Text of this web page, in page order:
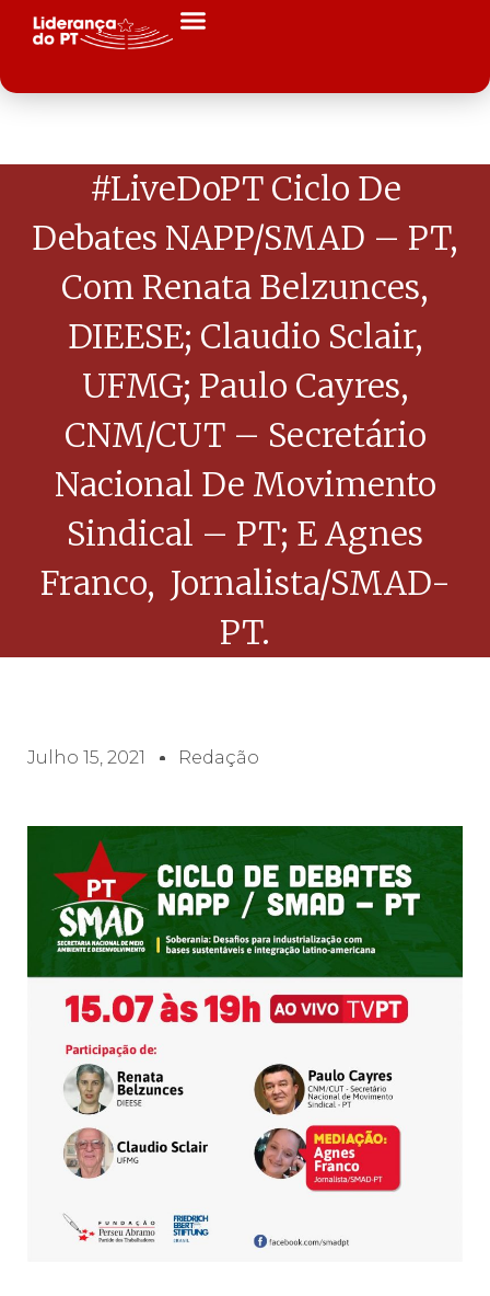
#LiveDoPT Ciclo De
Debates NAPP/SMAD – PT,
Com Renata Belzunces,
DIEESE; Claudio Sclair,
UFMG; Paulo Cayres,
CNM/CUT – Secretário
Nacional De Movimento
Sindical – PT; E Agnes
Franco, Jornalista/SMAD-
PT.
Julho 15, 2021 Redação